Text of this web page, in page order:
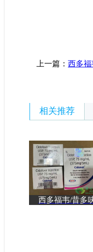
上一篇： 西多福韦
相关推荐
西多福韦/昔多